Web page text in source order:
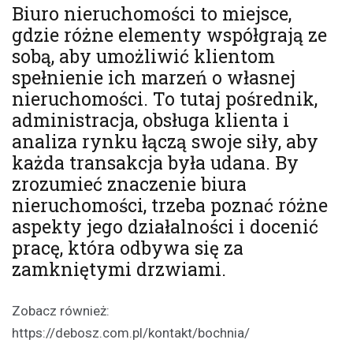
Biuro nieruchomości to miejsce,
gdzie różne elementy współgrają ze
sobą, aby umożliwić klientom
spełnienie ich marzeń o własnej
nieruchomości. To tutaj pośrednik,
administracja, obsługa klienta i
analiza rynku łączą swoje siły, aby
każda transakcja była udana. By
zrozumieć znaczenie biura
nieruchomości, trzeba poznać różne
aspekty jego działalności i docenić
pracę, która odbywa się za
zamkniętymi drzwiami.
Zobacz również:
https://debosz.com.pl/kontakt/bochnia/